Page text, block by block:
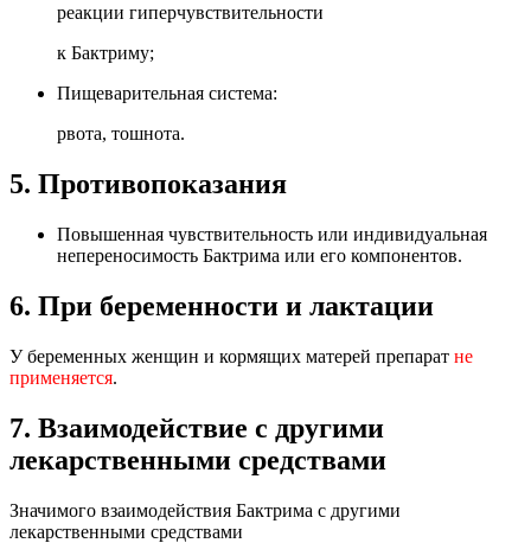
реакции гиперчувствительности
к Бактриму;
Пищеварительная система:
рвота, тошнота.
5. Противопоказания
Повышенная чувствительность или индивидуальная
непереносимость Бактрима или его компонентов.
6. При беременности и лактации
У беременных женщин и кормящих матерей препарат не
применяется.
7. Взаимодействие с другими
лекарственными средствами
Значимого взаимодействия Бактрима с другими
лекарственными средствами